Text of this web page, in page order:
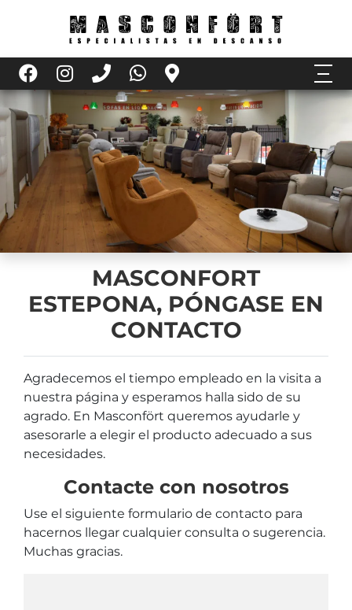
MASCONFORT
ESTEPONA, PÓNGASE EN
CONTACTO
Agradecemos el tiempo empleado en la visita a
nuestra página y esperamos halla sido de su
agrado. En Masconfört queremos ayudarle y
asesorarle a elegir el producto adecuado a sus
necesidades.
Contacte con nosotros
Use el siguiente formulario de contacto para
hacernos llegar cualquier consulta o sugerencia.
Muchas gracias.